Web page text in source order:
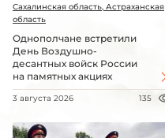
Сахалинская область, Астраханская
область
Однополчане встретили
День Воздушно-
десантных войск России
на памятных акциях
3 августа 2026 135